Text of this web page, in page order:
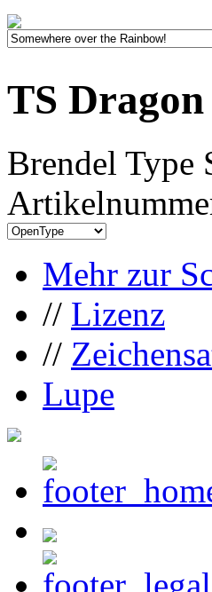
TS
Brendel Type
Mehr zur
// Lizenz
//
Lupe